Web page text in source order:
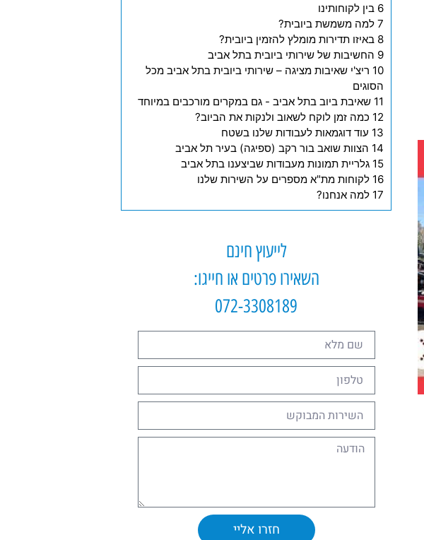
6 בין לקוחותינו
7 למה משמשת ביובית?
8 באיזו תדירות מומלץ להזמין ביובית?
9 החשיבות של שירותי ביובית בתל אביב
10 ריצ'י שאיבות מציגה – שירותי ביובית בתל אביב מכל
הסוגים
11 שאיבת ביוב בתל אביב - גם במקרים מורכבים במיוחד
12 כמה זמן לוקח לשאוב ולנקות את הביוב?
13 עוד דוגמאות לעבודות שלנו בשטח
14 הצוות שואב בור רקב (ספיגה) בעיר תל אביב
15 גלריית תמונות מעבודות שביצענו בתל אביב
16 לקוחות מת"א מספרים על השירות שלנו
17 למה אנחנו?
לייעוץ חינם
השאירו פרטים או חייגו:
072-3308189
חזרו אליי